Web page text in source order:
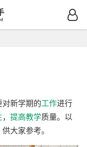
新学期的工作进行
， 提高教学质量。以
大家参考。